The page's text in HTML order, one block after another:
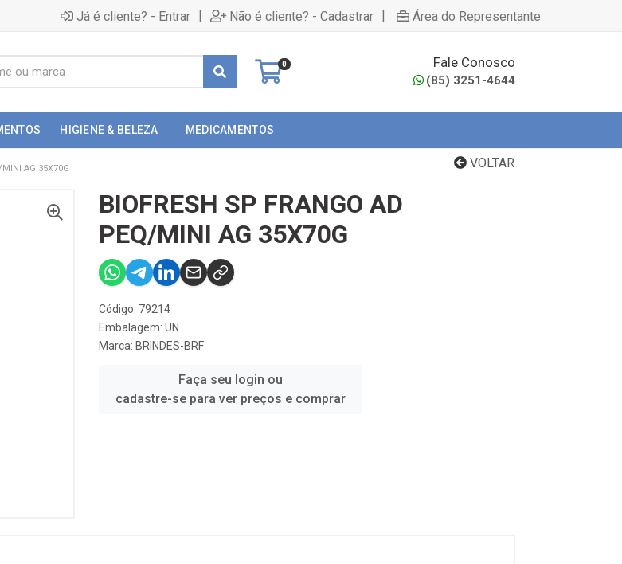
Já é cliente? - Entrar | Não é cliente? - Cadastrar | Área do Representante
0 Fale Conosco
(85) 3251-4644
HIGIENE & BELEZA MEDICAMENTOS
VOLTAR
MINI AG 35X70G
BIOFRESH SP FRANGO AD
PEQ/MINI AG 35X70G
Código: 79214
Embalagem: UN
Marca: BRINDES-BRF
Faça seu login ou
cadastre-se para ver preços e comprar